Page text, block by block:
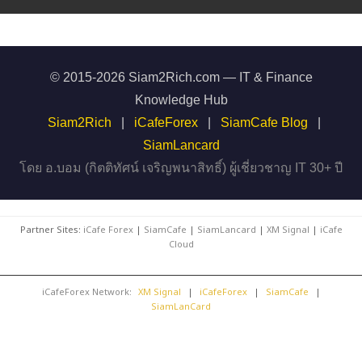
© 2015-2026 Siam2Rich.com — IT & Finance
Knowledge Hub
Siam2Rich
iCafeForex SiamCafe Blog
SiamLancard
โดย อ.บอม (กิตติทัศน์ เจริญพนาสิทธิ์) ผู้เชี่ยวชาญ IT 30+ ปี
Partner Sites: iCafe Forex| SiamCafe | SiamLancard | XM Signal | iCafe
Cloud
iCafeForex Network: XM Signal | iCafeForex | SiamCafe
|
SiamLanCard